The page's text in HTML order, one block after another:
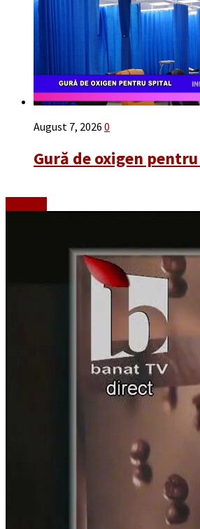
August 7, 2026 0
Gură de oxigen